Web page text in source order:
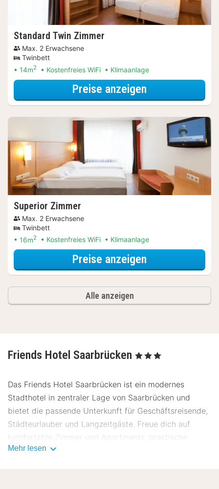
Standard Twin Zimmer
Max. 2 Erwachsene
Twinbett
14m2 Kostenfreies WiFi Klimaanlage
Preise anzeigen
Superior Zimmer
Max. 2 Erwachsene
Twinbett
16m2 Kostenfreies WiFi Klimaanlage
Preise anzeigen
Alle anzeigen
Friends Hotel Saarbrücken , 3 Sterne
Das Friends Hotel Saarbrücken ist ein modernes
Stadthotel in zentraler Lage von Saarbrücken und
bietet die passende Unterkunft für Geschäftsreisende,
Städteurlauber und Langzeitgäste. Freue dich auf
komfortable Zimmer und Apartments, praktische
Ausstattungsmerkmale sowie eine unkomplizierte
Mehr lesen